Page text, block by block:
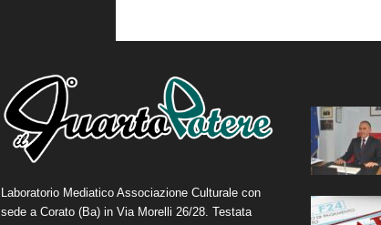
Laboratorio Mediatico Associazione Culturale con
sede a Corato (Ba) in Via Morelli 26/28. Testata